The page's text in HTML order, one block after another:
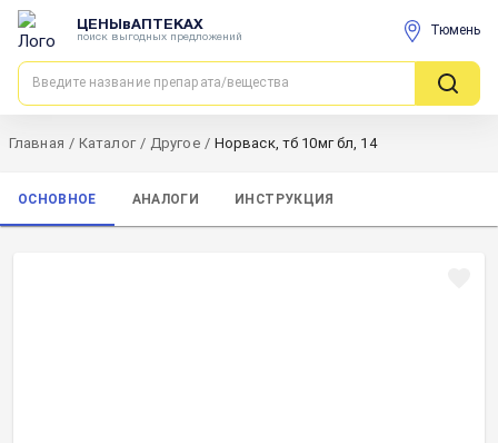
ЦЕНЫвАПТЕКАХ
поиск выгодных предложений Тюмень
Главная / Каталог / Другое / Норваск, тб 10мг бл, 14
ОСНОВНОЕ АНАЛОГИ ИНСТРУКЦИЯ